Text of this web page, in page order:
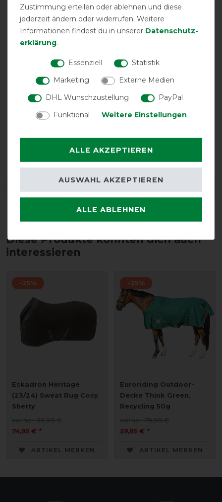
zwei
Diese Produkte könnten dich auch
interessieren
-25%
Eskadron Heritage
(23/24) Sweat Rug Cosy
Shetty
vorher 99,95 €
74,95 € *
ARTIKEL MERKEN
-25%
Euroriding Outdoor-
Decke Think Green,
Recycling 50g
vorher 79,95 €
59,95 € *
ARTIKEL MERKEN
Zustimmung erteilen oder ablehnen und diese
jederzeit ändern oder widerrufen. Weitere
Informationen findest du in unserer Daten­schutz­
erklärung.
Essenziell
Statistik
Marketing
Externe Medien
DHL Wunschzustellung
PayPal
Funktional
Weitere Einstellungen
ALLE AKZEPTIEREN
ALLE ABLEHNEN
AUSWAHL AKZEPTIEREN